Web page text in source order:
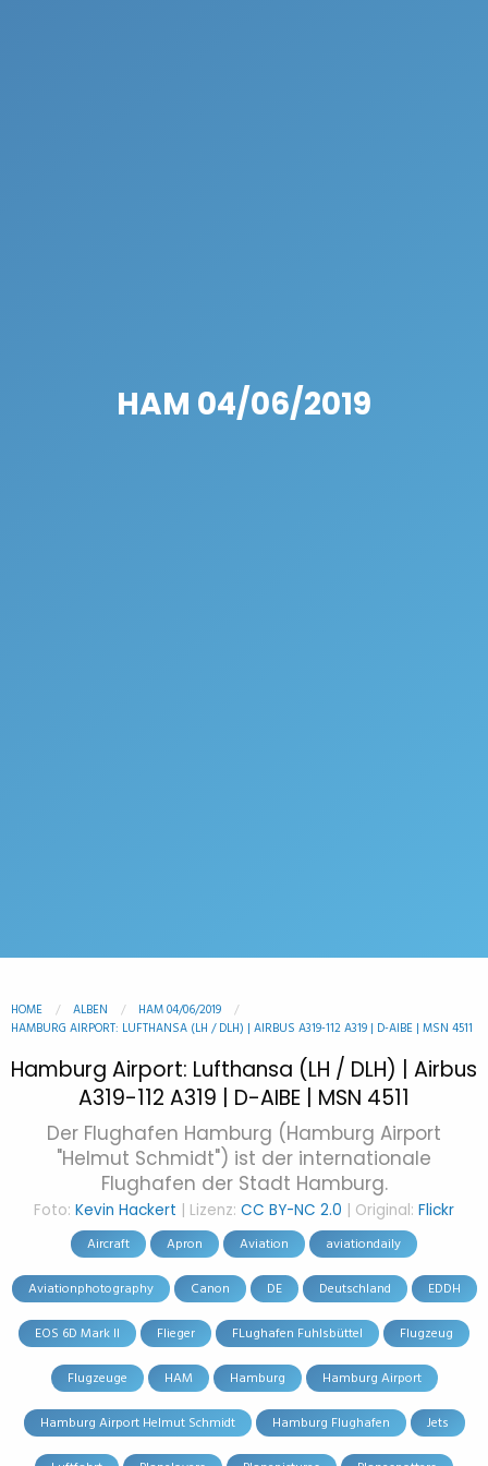
HAM 04/06/2019
HOME ALBEN
HAM 04/06/2019
HAMBURG AIRPORT: LUFTHANSA (LH / DLH) | AIRBUS A319-112 A319 | D-AIBE | MSN 4511
Hamburg Airport: Lufthansa (LH / DLH) | Airbus
A319-112 A319 | D-AIBE | MSN 4511
Der Flughafen Hamburg (Hamburg Airport
"Helmut Schmidt") ist der internationale
Flughafen der Stadt Hamburg.
Foto: Kevin Hackert | Lizenz: CC BY-NC 2.0 | Original: Flickr
Aircraft Apron Aviation aviationdaily
Aviationphotography Canon DE Deutschland EDDH
EOS 6D Mark II Flieger FLughafen Fuhlsbüttel Flugzeug
Flugzeuge HAM Hamburg Hamburg Airport
Hamburg Airport Helmut Schmidt Hamburg Flughafen Jets